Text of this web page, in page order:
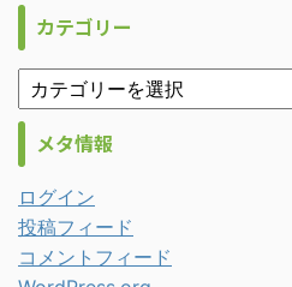
カテゴリー
メタ情報
ログイン
投稿フィード
コメントフィード